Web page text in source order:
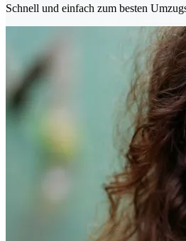
Schnell und einfach zum besten